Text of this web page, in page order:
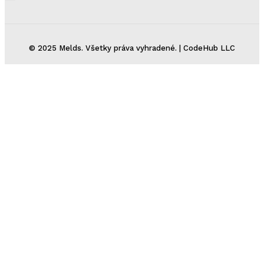
© 2025 Melds. Všetky práva vyhradené. | CodeHub LLC